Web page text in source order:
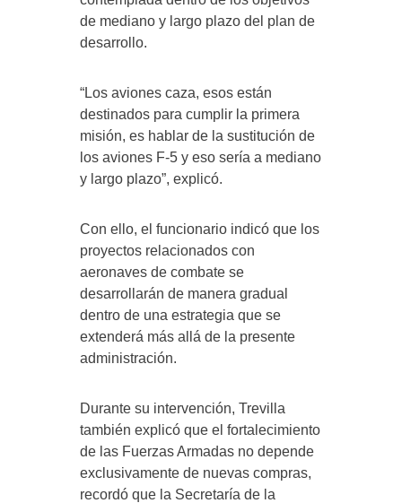
de mediano y largo plazo del plan de
desarrollo.
“Los aviones caza, esos están
destinados para cumplir la primera
misión, es hablar de la sustitución de
los aviones F-5 y eso sería a mediano
y largo plazo”, explicó.
Con ello, el funcionario indicó que los
proyectos relacionados con
aeronaves de combate se
desarrollarán de manera gradual
dentro de una estrategia que se
extenderá más allá de la presente
administración.
Durante su intervención, Trevilla
también explicó que el fortalecimiento
de las Fuerzas Armadas no depende
exclusivamente de nuevas compras,
recordó que la Secretaría de la